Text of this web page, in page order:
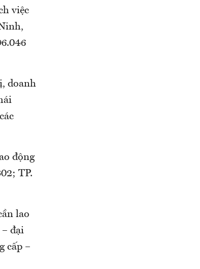
việc
doanh
động
TP.
lao
đại
cấp –